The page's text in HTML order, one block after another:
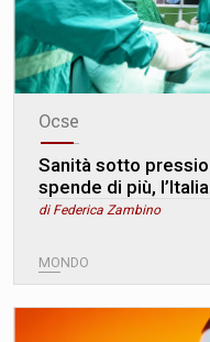
Ocse
Sanità sotto
spende di più,
di Federica Zambino
MONDO